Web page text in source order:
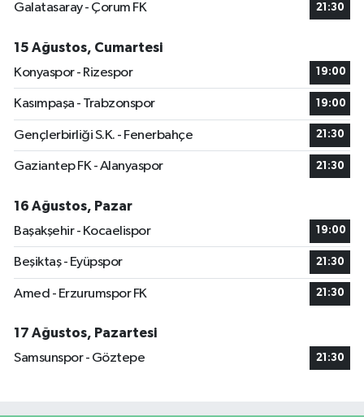
Galatasaray - Çorum FK
21:30
15 Ağustos, Cumartesi
Konyaspor - Rizespor
19:00
Kasımpaşa - Trabzonspor 19:00
Gençlerbirliği S.K. - Fenerbahçe 21:30
Gaziantep FK - Alanyaspor 21:30
16 Ağustos, Pazar
Başakşehir - Kocaelispor
19:00
Beşiktaş - Eyüpspor 21:30
Amed - Erzurumspor FK 21:30
17 Ağustos, Pazartesi
Samsunspor - Göztepe
21:30